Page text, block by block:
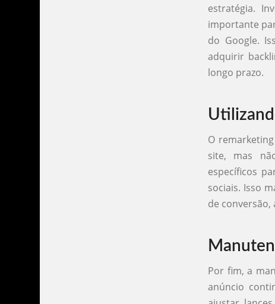
estratégia.
importante
do Google.
adquirir
longo prazo.
O
site, mas
específicos
sociais. Isso
de
Por fim, a
anúncio